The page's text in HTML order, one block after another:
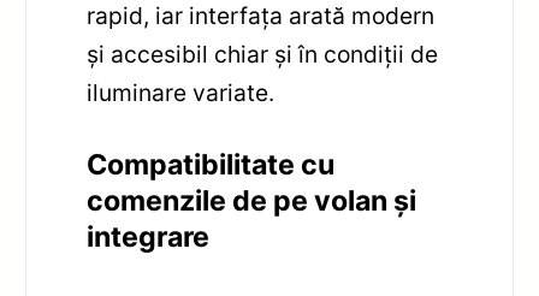
rapid, iar interfața arată modern
și accesibil chiar și în condiții de
iluminare variate.
Compatibilitate cu
comenzile de pe volan și
integrare